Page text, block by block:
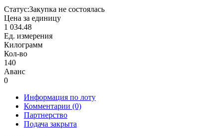
Статус:Закупка не состоялась
Цена за единицу
1 034.48
Ед. измерения
Килограмм
Кол-во
140
Аванс
0
Информация по лоту
Комментарии (0)
Партнерство
Подача закрыта